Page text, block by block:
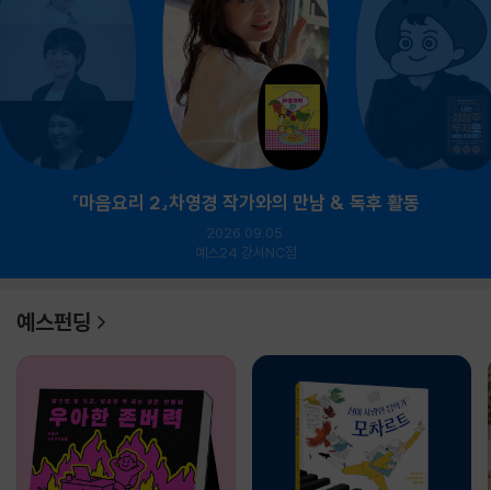
『마음요리 2』차영경 작가와의 만남 & 독후 활동
2026.09.05.
예스24 강서NC점
예스펀딩